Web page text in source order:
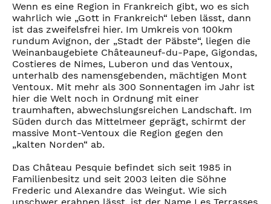
Wenn es eine Region in Frankreich gibt, wo es sich
wahrlich wie „Gott in Frankreich“ leben lässt, dann
ist das zweifelsfrei hier. Im Umkreis von 100km
rundum Avignon, der „Stadt der Päbste“, liegen die
Weinanbaugebiete Châteauneuf-du-Pape, Gigondas,
Costieres de Nimes, Luberon und das Ventoux,
unterhalb des namensgebenden, mächtigen Mont
Ventoux. Mit mehr als 300 Sonnentagen im Jahr ist
hier die Welt noch in Ordnung mit einer
traumhaften, abwechslungsreichen Landschaft. Im
Süden durch das Mittelmeer geprägt, schirmt der
massive Mont-Ventoux die Region gegen den
„kalten Norden“ ab.
Das Château Pesquie befindet sich seit 1985 in
Familienbesitz und seit 2003 leiten die Söhne
Frederic und Alexandre das Weingut. Wie sich